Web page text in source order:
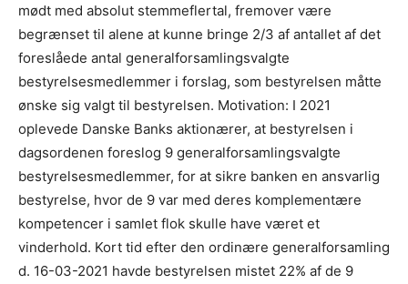
mødt med absolut stemmeflertal, fremover være
begrænset til alene at kunne bringe 2/3 af antallet af det
foreslåede antal generalforsamlingsvalgte
bestyrelsesmedlemmer i forslag, som bestyrelsen måtte
ønske sig valgt til bestyrelsen. Motivation: I 2021
oplevede Danske Banks aktionærer, at bestyrelsen i
dagsordenen foreslog 9 generalforsamlingsvalgte
bestyrelsesmedlemmer, for at sikre banken en ansvarlig
bestyrelse, hvor de 9 var med deres komplementære
kompetencer i samlet flok skulle have været et
vinderhold. Kort tid efter den ordinære generalforsamling
d. 16-03-2021 havde bestyrelsen mistet 22% af de 9